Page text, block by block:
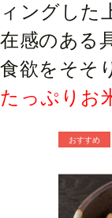
ィングした
在感のある
食欲をそそ
たっぷりお